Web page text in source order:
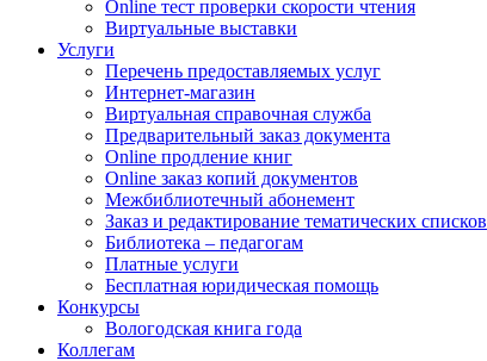
Online тест проверки скорости чтения
Виртуальные выставки
Услуги
Перечень предоставляемых услуг
Интернет-магазин
Виртуальная справочная служба
Предварительный заказ документа
Online продление книг
Online заказ копий документов
Межбиблиотечный абонемент
Заказ и редактирование тематических списков
Библиотека – педагогам
Платные услуги
Бесплатная юридическая помощь
Конкурсы
Вологодская книга года
Коллегам